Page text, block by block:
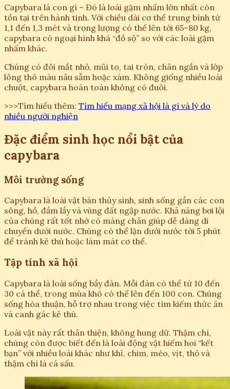
Capybara là con gì – Đó là loài gặm nhấm lớn nhất còn
tồn tại trên hành tinh. Với chiều dài cơ thể trung bình từ
1,1 đến 1,3 mét và trọng lượng có thể lên tới 65–80 kg,
capybara có ngoại hình khá “đồ sộ” so với các loài gặm
nhấm khác.
Chúng có đôi mắt nhỏ, mũi to, tai tròn, chân ngắn và lớp
lông thô màu nâu sẫm hoặc xám. Không giống nhiều loài
chuột, capybara hoàn toàn không có đuôi.
>>>Tìm hiểu thêm: Tìm hiểu mạng xã hội là gì và lý do
nhiều người nghiện
Đặc điểm sinh học nổi bật của
capybara
Môi trường sống
Capybara là loài vật bán thủy sinh, sinh sống gần các con
sông, hồ, đầm lầy và vùng đất ngập nước. Khả năng bơi lội
của chúng rất tốt nhờ có màng chân giúp dễ dàng di
chuyển dưới nước. Chúng có thể lặn dưới nước tới 5 phút
để tránh kẻ thù hoặc làm mát cơ thể.
Tập tính xã hội
Capybara là loài sống bầy đàn. Mỗi đàn có thể từ 10 đến
30 cá thể, trong mùa khô có thể lên đến 100 con. Chúng
sống hòa thuận, hỗ trợ nhau trong việc tìm kiếm thức ăn
và canh gác kẻ thù.
Loài vật này rất thân thiện, không hung dữ. Thậm chí,
chúng còn được biết đến là loài động vật hiếm hoi “kết
bạn” với nhiều loài khác như khỉ, chim, mèo, vịt, thỏ và
thậm chí là cá sấu.